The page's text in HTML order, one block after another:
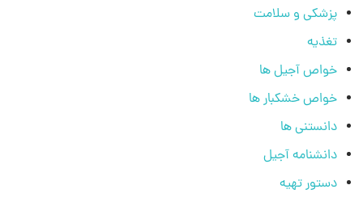
پزشکی و سلامت
تغذیه
خواص آجیل ها
خواص خشکبار ها
دانستنی ها
دانشنامه آجیل
دستور تهیه